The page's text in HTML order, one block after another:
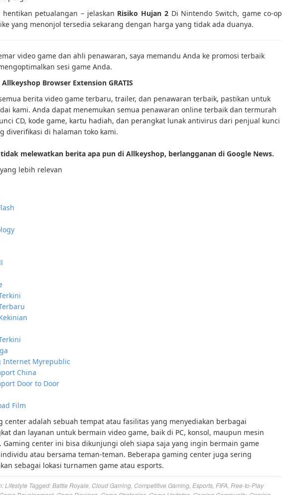
hentikan petualangan – jelaskan Risiko Hujan 2Di Nintendo Switch, game co-op
yang menonjol tersedia sekarang dengan harga yang tidak ada duanya.
video game dan ahli penawaran, saya memandu Anda ke promosi terbaik
sesi game Anda.
Browser Extension GRATIS
berita video game terbaru, trailer, dan penawaran terbaik, pastikan untuk
kami. Anda dapat menemukan semua penawaran online terbaik dan termurah
CD, kode game, kartu hadiah, dan perangkat lunak antivirus dari penjual kunci
diverifikasi di halaman toko kami.
melewatkan berita apa pun di Allkeyshop, berlangganan di Google News.
lebih relevan
Internet Myrepublic
China
Door to Door
Film
center adalah sebuah tempat atau fasilitas yang menyediakan berbagai
dan layanan untuk bermain video game, baik di PC, konsol, maupun mesin
Gaming center ini bisa dikunjungi oleh siapa saja yang ingin bermain game
atau bersama teman-teman. Beberapa gaming center juga sering
sebagai lokasi turnamen game atau esports.
Lifestyle Tagged:Battle Royale Cloud Gaming Competitive Gaming Esports FIFA Free-to-Play